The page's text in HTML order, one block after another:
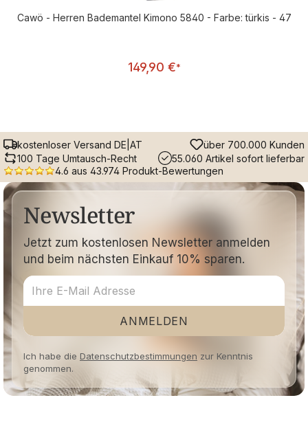
Cawö - Herren Bademantel Kimono 5840 - Farbe: türkis - 47
Regulärer Preis:
149,90 €*
kostenloser Versand DE|AT
über 700.000 Kunden
100 Tage Umtausch-Recht
55.060 Artikel sofort lieferbar
4.6 aus 43.974 Produkt-Bewertungen
Newsletter
Jetzt zum kostenlosen Newsletter anmelden
und beim nächsten Einkauf 10% sparen.
ANMELDEN
Ich habe die Datenschutzbestimmungen zur Kenntnis
genommen.